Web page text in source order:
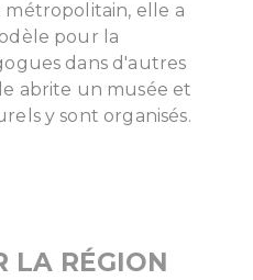
elle a
pour la
dans d'autres
abrite un musée et
y sont organisés.
LA RÉGION